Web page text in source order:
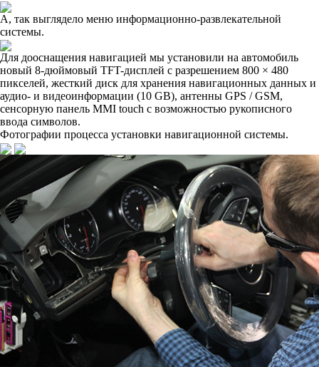
А, так выглядело меню информационно-развлекательной
системы.
Для дооснащения навигацией мы установили на автомобиль
новый 8-дюймовый TFT-дисплей с разрешением 800 × 480
пикселей, жесткий диск для хранения навигационных данных и
аудио- и видеоинформации (10 GB), антенны GPS / GSM,
сенсорную панель MMI touch с возможностью рукописного
ввода символов.
Фотографии процесса установки навигационной системы.